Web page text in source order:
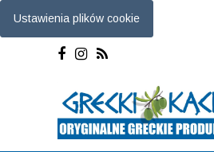
Ustawienia plików cookie